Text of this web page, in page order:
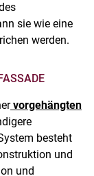
sie wie eine
werden.
vorgehängten
besteht
und
und